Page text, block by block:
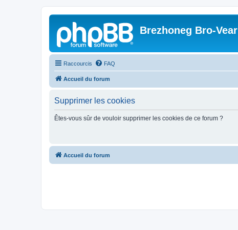
Brezhoneg Bro-Vear
Raccourcis FAQ
Accueil du forum
Supprimer les cookies
Êtes-vous sûr de vouloir supprimer les cookies de ce forum ?
Accueil du forum